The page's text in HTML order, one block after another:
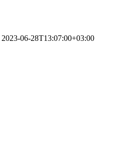
2023-06-28T13:07:00+03:00